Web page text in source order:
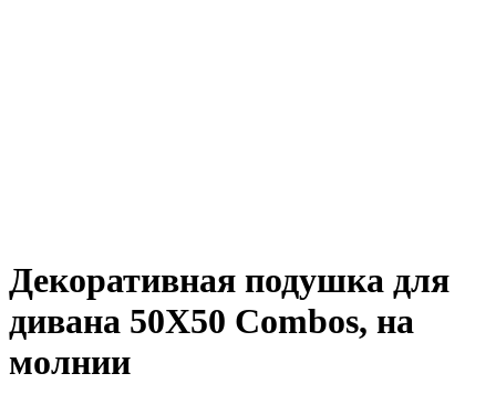
Декоративная подушка для
дивана 50Х50 Combos, на
молнии